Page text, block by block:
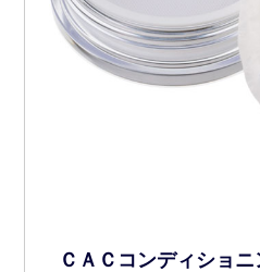
ＣＡＣコンディショ